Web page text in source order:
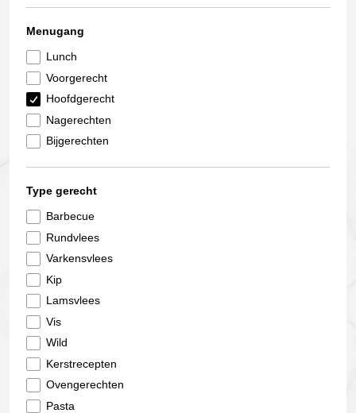
Menugang
Lunch
Voorgerecht
Hoofdgerecht
Nagerechten
Bijgerechten
Type gerecht
Barbecue
Rundvlees
Varkensvlees
Kip
Lamsvlees
Vis
Wild
Kerstrecepten
Ovengerechten
Pasta